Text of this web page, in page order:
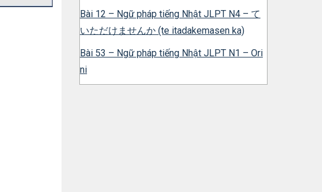
Bài 12 – Ngữ pháp tiếng Nhật JLPT N4 – て
いただけませんか (te itadakemasen ka)
Bài 53 – Ngữ pháp tiếng Nhật JLPT N1 – Ori
ni